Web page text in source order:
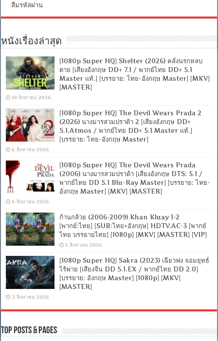
ลืมรหัสผ่าน
หนังเรื่องล่าสุด
[1080p Super HQ] Shelter (2026) คลั่งนรกหลบ
ตาย [เสียงอังกฤษ DD+ 7.1 / พากย์ไทย DD+ 5.1
Master แท้.] [บรรยาย: ไทย-อังกฤษ Master] [MKV]
[MASTER]
10 สิงหาคม 2026
[1080p Super HQ] The Devil Wears Prada 2
(2026) นางมารสวมปราด้า 2 [เสียงอังกฤษ DD+
5.1.Atmos / พากย์ไทย DD+ 5.1 Master แท้.]
[บรรยาย: ไทย-อังกฤษ Master]
6 สิงหาคม 2026
[1080p Super HQ] The Devil Wears Prada
(2006) นางมารสวมปราด้า [เสียงอังกฤษ DTS: 5.1 /
พากย์ไทย DD 5.1 Blu-Ray Master] [บรรยาย: ไทย-
อังกฤษ Master] [MKV] [MASTER]
6 สิงหาคม 2026
ก้านกล้วย (2006-2009) Khan Kluay 1-2
[พากย์:ไทย] [SUB:ไทย+อังกฤษ] HDTV.AC-3 [พากย์
ไทย บรรยายไทย] [1080p] [MKV] [MASTER] [VIP]
5 สิงหาคม 2026
[1080p Super HQ] Sakra (2023) เฉียวฟง จอมยุทธ์
ไร้พ่าย [เสียงจีน DD 5.1.EX / พากย์ไทย DD 2.0]
[บรรยาย: อังกฤษ Master] [1080p] [MKV]
[MASTER]
3 สิงหาคม 2026
Top Posts & Pages